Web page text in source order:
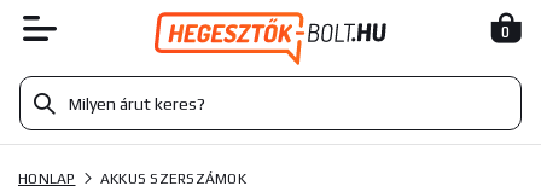
0
HONLAP AKKUS SZERSZÁMOK